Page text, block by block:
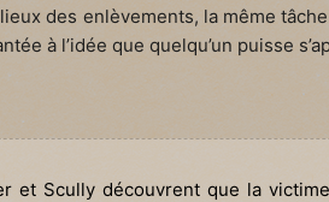
des enlèvements, la même
à l’idée que quelqu’un puisse
et Scully découvrent que la